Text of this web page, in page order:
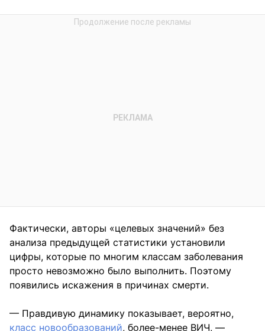
Фактически, авторы «целевых значений» без
анализа предыдущей статистики установили
цифры, которые по многим классам заболевания
просто невозможно было выполнить. Поэтому
появились искажения в причинах смерти.
— Правдивую динамику показывает, вероятно,
класс новообразований, более-менее ВИЧ, —